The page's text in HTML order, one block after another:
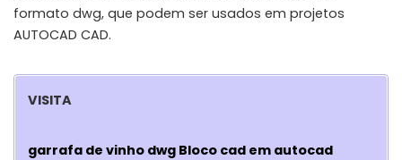
formato dwg, que podem ser usados em projetos
AUTOCAD CAD.
VISITA
garrafa de vinho dwg Bloco cad em autocad